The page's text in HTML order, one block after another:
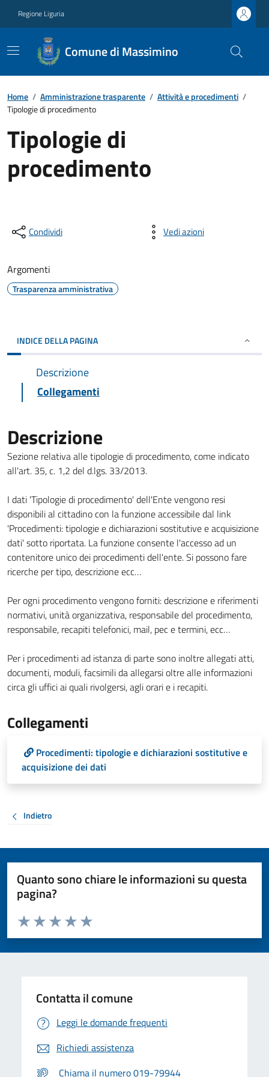
Regione Liguria
Comune di Massimino
Home / Amministrazione trasparente / Attività e procedimenti /
Tipologie di procedimento
Tipologie di
procedimento
Condividi Vedi azioni
Argomenti
Trasparenza amministrativa
INDICE DELLA PAGINA
Descrizione
Collegamenti
Descrizione
Sezione relativa alle tipologie di procedimento, come indicato
all'art. 35, c. 1,2 del d.lgs. 33/2013.
I dati 'Tipologie di procedimento' dell'Ente vengono resi
disponibili al cittadino con la funzione accessibile dal link
'Procedimenti: tipologie e dichiarazioni sostitutive e acquisizione
dati' sotto riportata. La funzione consente l'accesso ad un
contenitore unico dei procedimenti dell'ente. Si possono fare
ricerche per tipo, descrizione ecc…
Per ogni procedimento vengono forniti: descrizione e riferimenti
normativi, unità organizzativa, responsabile del procedimento,
responsabile, recapiti telefonici, mail, pec e termini, ecc…
Per i procedimenti ad istanza di parte sono inoltre allegati atti,
documenti, moduli, facsimili da allegarsi oltre alle informazioni
circa gli uffici ai quali rivolgersi, agli orari e i recapiti.
Collegamenti
Procedimenti: tipologie e dichiarazioni sostitutive e
acquisizione dei dati
Indietro
Quanto sono chiare le informazioni su questa
pagina?
Valuta da 1 a 5 stelle la pagina
Valuta 5 stelle su 5
Valuta 4 stelle su 5
Valuta 3 stelle su 5
Valuta 2 stelle su 5
Valuta 1 stelle su 5
Contatta il comune
Leggi le domande frequenti
Richiedi assistenza
Chiama il numero 019-79944